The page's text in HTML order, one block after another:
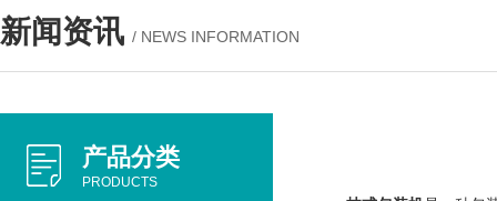
新闻资讯 / NEWS INFORMATION
产品分类
PRODUCTS